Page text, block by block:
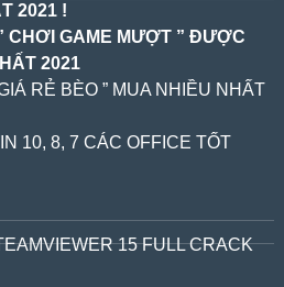
2021 !
CHƠI GAME MƯỢT ” ĐƯỢC
2021
RẺ BÈO ” MUA NHIỀU NHẤT
10, 8, 7 CÁC OFFICE TỐT
15 FULL CRACK